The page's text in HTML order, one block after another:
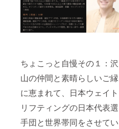
ちょこっと自慢その１：沢
山の仲間と素晴らしいご縁
に恵まれて、日本ウェイト
リフティングの日本代表選
手団と世界帯同をさせてい